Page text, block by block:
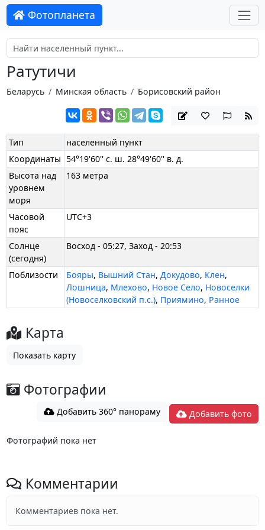
Фотопланета
Ратутичи
Беларусь Минская область Борисовский район
Тип
населенный пункт
Координаты 54°19'60'' с. ш. 28°49'60'' в. д.
Высота над
уровнем
моря
163 метра
Часовой
пояс
UTC+3
Солнце
(сегодня)
Восход - 05:27, Заход - 20:53
Поблизости Бояры, Вышний Стан,Докудово, Клен,
Лошница, Млехово, Новое Село, Новоселки
(Новоселковский п.с.), Приямино, Ранное
Карта
Показать карту
Фотографии
Добавить 360° панораму Добавить фото
Фотографий пока нет
Комментарии
Комментариев пока нет.